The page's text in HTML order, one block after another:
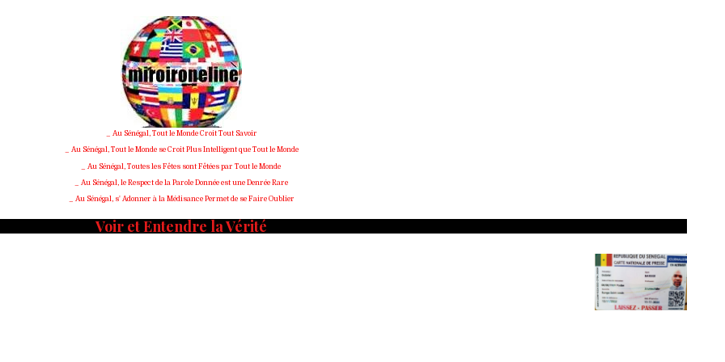
_ Au Sénégal, Tout le Monde Croit Tout Savoir
_ Au Sénégal, Tout le Monde se Croit Plus Intelligent que Tout le Monde
_ Au Sénégal, Toutes les Fêtes sont Fêtées par Tout le Monde
_ Au Sénégal, le Respect de la Parole Donnée est une Denrée Rare
_ Au Sénégal, s' Adonner à la Médisance Permet de se Faire Oublier
Voir et Entendre la Vérité